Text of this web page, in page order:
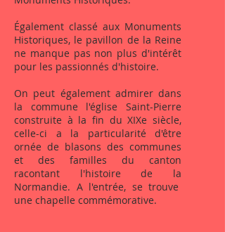
Également classé aux Monuments
Historiques, le pavillon de la Reine
ne manque pas non plus d'intérêt
pour les passionnés d'histoire.
On peut également admirer dans
la commune l'église Saint-Pierre
construite à la fin du XIXe siècle,
celle-ci a la particularité d'être
ornée de blasons des communes
et des familles du canton
racontant l'histoire de la
Normandie. A l'entrée, se trouve
une chapelle commémorative.